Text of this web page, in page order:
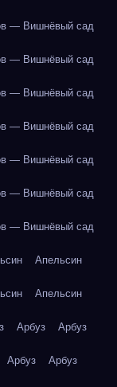
— Вишнёвый сад
— Вишнёвый сад
— Вишнёвый сад
— Вишнёвый сад
— Вишнёвый сад
— Вишнёвый сад
— Вишнёвый сад
Апельсин
Апельсин
Арбуз Арбуз
Арбуз Арбуз